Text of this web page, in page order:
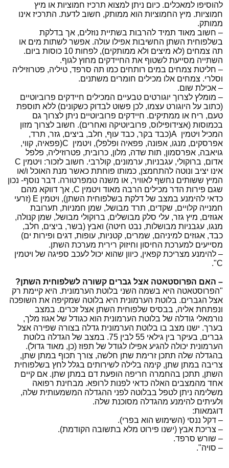
להוסיפו למאכלים. כיום ניתן למצוא תרכיז חמוציות או מיץ
חמוציות. מיץ החמוציות הוא ממותק, חשוב לדעת. התרכיז אינו
ממותק.
– חשוב מאוד תמיד להרבות בשתיית נוזלים, אך בדלקת
בשלפוחית השתן החשיבות אפילו עולה. אפשר לשתות מים או
תה צמחים (לא מיצים ולא ממותקים), לפחות 10 כוסות ביום.
השתייה מסייעת לשטוף את החיידקים מחוץ לגוף.
– חליטת צמחים במים רותחים כמו תה סרפד, טיליה, פטרוזיליה
וסלרי. צמחים אלו מכילים חומרים משתנים.
– אכילת שום.
– מומלץ לצרוך יוגורטים טבעיים המכילים חיידקים פרוביוטיים
(כתוב על היוגורט עצמו, לכן פשוט לבדוק כשקונים) ללא תוספת
טעם, ריח או ממתיקים. חיידקים פרוביוטיים ניתן לצרוך גם
בכמוסות (אצידופילוס, פרוביוטיקה ואחרים). חשוב לצרוך מזון
המכיל ויטמין A(כבד בקר, כבד עוף, חלב, ביצים, גזר, תרד,
אפרסקים, מנגו, אפונה, פפאיה ופלפל), ויטמין C(פפאיה, קווי,
גויאבה, אפרסמון, תות שדה, מלון, כרובית, פטרוזיליה, פלפל
אדום, ברוקולי, עגבניות, ערמונים, קולרבי. חשוב לזכור: ויטמין C
אינו יציב ונוטה להתחמצן, כמותו פוחתת כאשר מנת האוכל ו/או
המיץ ששותים נחשף לאוויר, או משנה טמפרטורה. דבר נוסף- נכון
שגם פירות הדר מכילים הרבה מאוד ויטמין C, אך דווקא מהם
כדאי להימנע במצב של דלקת בשלפוחית השתן), ויטמין E (זרעי
חמנייה קלויים, שקדים, תרד מבושל, שמן חמניות, תערובת
אגוזים, מיץ גזר, עלי סלק מבושלים, ברוקולי מבושל, שמן קנולה,
מנגו, עגבניות מבושלות, נבט חיטה) ואבץ (בשר, ביצים, חלב,
כבד, אגוזים למיניהם, שמרים, קטניות, עופות, דגים ופירות ים)
מסייעים למערכת החיסון וחיזוק רירית מערכת השתן.
– להימנע מצריכת קפאין, כיוון שהוא יכול לעכב ספיגה של ויטמין
– האם הפרוסטאטה אצל גברים קשורה לשלפוחית השתן?
"הפרוסטאטה היא בשמה השני בלוטת הערמונית. היא קיימת רק
אצל הגברים. בלוטת הערמונית היא בלוטה שמקיפה את השופכה
ונפתחת אליה, בבסיס שלפוחית השתן אצל זכרים. במצב
נורמאלי גודלה של בלוטת הערמונית הוא כגודל של אגוז מלך,
בערך. ישנו מצב בו בלוטת הערמונית גדלה בצורה שפירה אצל
גברים, בעיקר בין גילאי 55 לבין 75. במצב של הגדלה בלוטת
הערמונית יכולה להגיע אפילו לגודל של תפוז (כן, מאוד גדול).
בהגדלה שלה תתכן זרימת שתן חלשה, צורך תכוף במתן שתן,
צריבה במתן שתן, קימה בלילה לשירותים בגלל לחץ בשלפוחית
השתן, תתכן בהחמרה חריפה הופעת דם במתן שתן. אם קיים
אחד מהמצבים האלה כדאי לפנות לרופא. מבחינת רפואה
משלימה ניתן לטפל בבלוטה לפני ההגדלה המשמעותית שלה,
ולעיתים להימנע מהגדלה מסוכנת שלה.
דוגמאות:
– דקל ננסי (השימוש הוא בפרי).
– צריכת אבץ (ישנו פירוט מלא בתשובה הקודמת).
– שורש סרפד.
– סויה".